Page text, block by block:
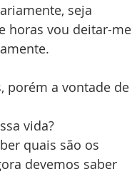
seja
horas vou deitar-me
porém a vontade de
vida?
quais são os
devemos saber